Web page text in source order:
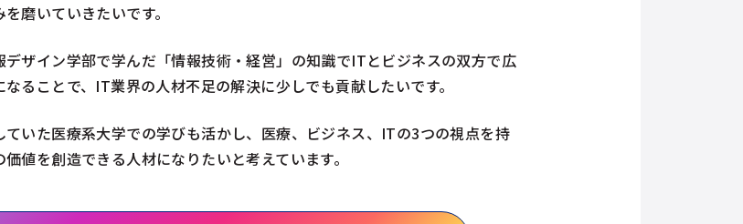
磨いていきたいです。
デザイン学部で学んだ「情報技術・経営」の知識でITとビジネスの双方で広
ることで、IT業界の人材不足の解決に少しでも貢献したいです。
ていた医療系大学での学びも活かし、医療、ビジネス、ITの3つの視点を持
値を創造できる人材になりたいと考えています。